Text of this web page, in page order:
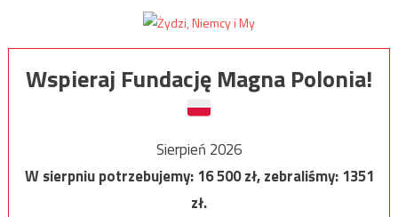
Wspieraj Fundację Magna Polonia!
Sierpień 2026
W sierpniu potrzebujemy:16 500zł, zebraliśmy:1351
zł.